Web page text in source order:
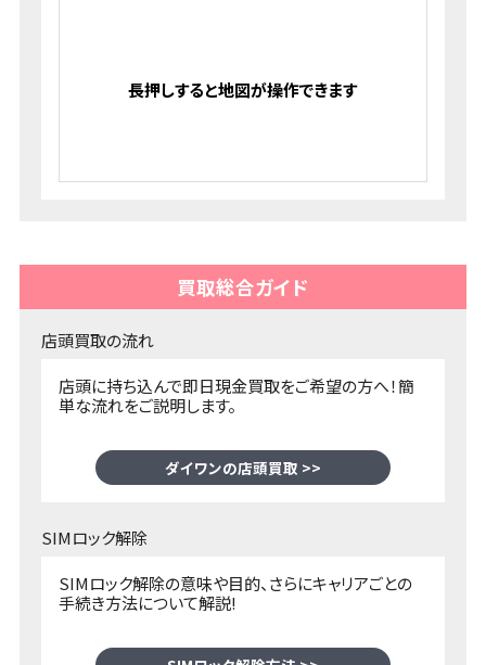
買取総合ガイド
店頭買取の流れ
店頭に持ち込んで即日現金買取をご希望の方へ！簡
単な流れをご説明します。
ダイワンの店頭買取 >>
SIMロック解除
SIMロック解除の意味や目的、さらにキャリアごとの
手続き方法について解説!